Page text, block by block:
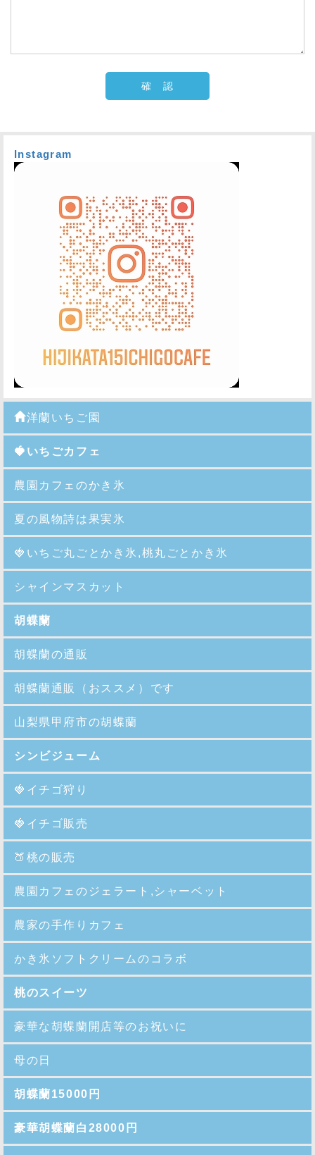
Instagram
洋蘭いちご園
🍓いちごカフェ
農園カフェのかき氷
夏の風物詩は果実氷
🍓 いちご丸ごとかき氷,桃丸ごとかき氷
シャインマスカット
胡蝶蘭
胡蝶蘭の通販
胡蝶蘭通販（おススメ）です
山梨県甲府市の胡蝶蘭
シンビジューム
🍓イチゴ狩り
🍓イチゴ販売
🍑 桃の販売
農園カフェのジェラート,シャーベット
農家の手作りカフェ
かき氷ソフトクリームのコラボ
桃のスイーツ
豪華な胡蝶蘭開店等のお祝いに
母の日
胡蝶蘭15000円
豪華胡蝶蘭白28000円